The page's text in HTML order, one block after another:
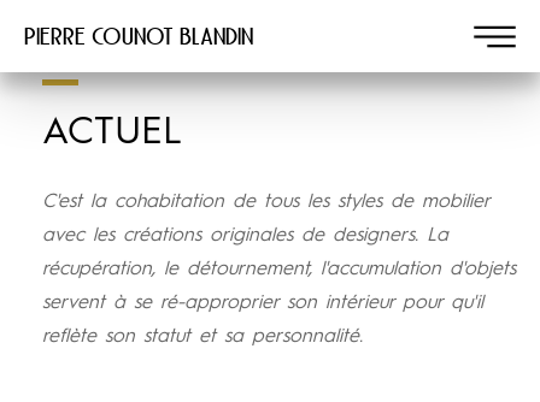
Pierre COUNOT BLANDIN
ACTUEL
C'est la cohabitation de tous les styles de mobilier
avec les créations originales de designers. La
récupération, le détournement, l'accumulation d'objets
servent à se ré-approprier son intérieur pour qu'il
reflète son statut et sa personnalité.